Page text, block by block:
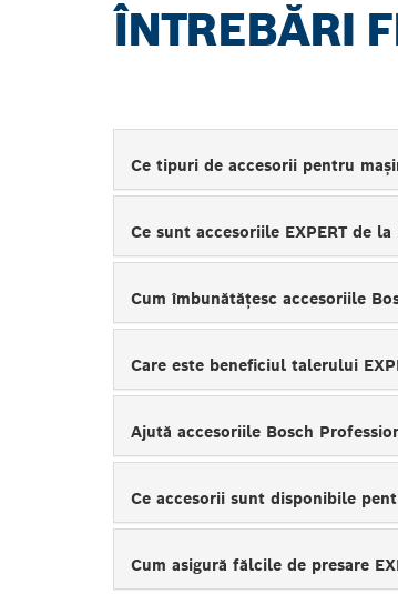
ÎNTREBĂRI
Ce tipuri de accesorii pentru
Ce sunt accesoriile EXPERT de
Cum îmbunătățesc accesoriile
Care este beneficiul talerului
Ajută accesoriile Bosch
Ce accesorii sunt disponibile
Cum asigură fălcile de presare